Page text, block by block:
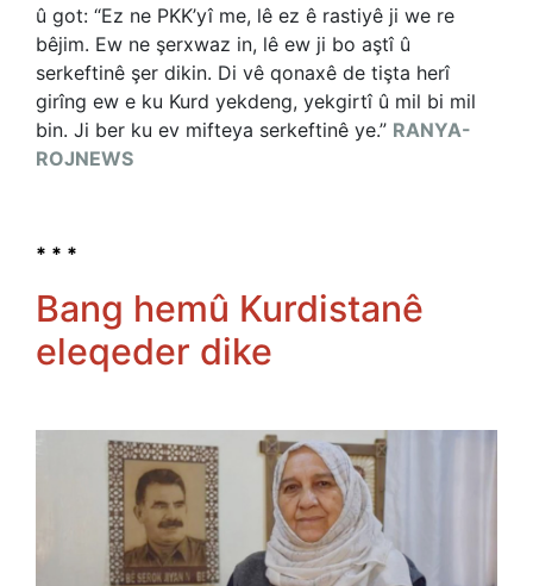
û got: “Ez ne PKK’yî me, lê ez ê rastiyê ji we re
bêjim. Ew ne şerxwaz in, lê ew ji bo aştî û
serkeftinê şer dikin. Di vê qonaxê de tişta herî
girîng ew e ku Kurd yekdeng, yekgirtî û mil bi mil
bin. Ji ber ku ev mifteya serkeftinê ye.” RANYA-
ROJNEWS
* * *
Bang hemû Kurdistanê
eleqeder dike